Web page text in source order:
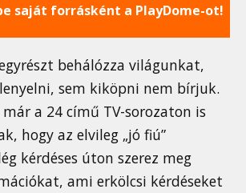
saját forrásként a PlayDome-ot!
behálózza világunkat,
sem kiköpni nem bírjuk.
már a 24 című TV-sorozaton is
hogy az elvileg „jó fiú”
kérdéses úton szerez meg
ami erkölcsi kérdéseket